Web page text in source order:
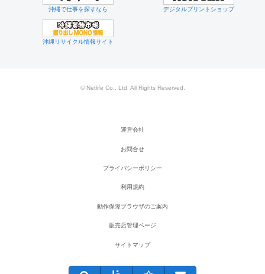
沖縄で仕事を探すなら デジタルプリントショップ
沖縄リサイクル情報サイト
© Netlife Co., Ltd. All Rights Reserved.
運営会社
お問合せ
プライバシーポリシー
利用規約
動作保障ブラウザのご案内
販売店管理ページ
サイトマップ